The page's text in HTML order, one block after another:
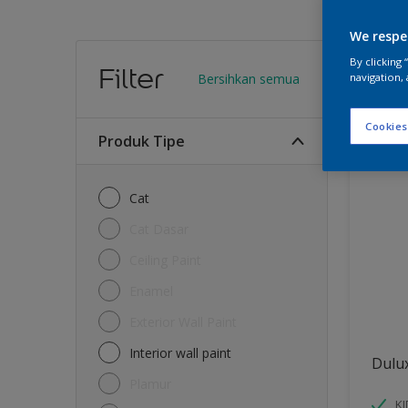
Filter Bersihkan semua
Produk Tipe
Cat
Interior wall paint
6Produk
We
By clicking
navigation,